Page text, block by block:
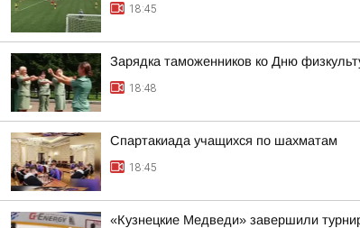
18:45
Зарядка таможенников ко Дню
18:48
Спартакиада учащихся по шахматам
18:45
«Кузнецкие Медведи» завершили